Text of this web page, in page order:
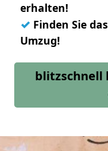
erhalten!
✓ Finden Sie
Umzug!
blitzschnell